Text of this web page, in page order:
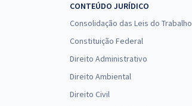
CONTEÚDO JURÍDICO
Consolidação das Leis do Trabalho
Constituição Federal
Direito Administrativo
Direito Ambiental
Direito Civil